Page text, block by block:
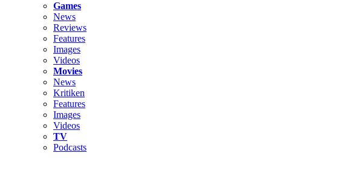
Games
News
Reviews
Features
Images
Videos
Movies
News
Kritiken
Features
Images
Videos
TV
Podcasts